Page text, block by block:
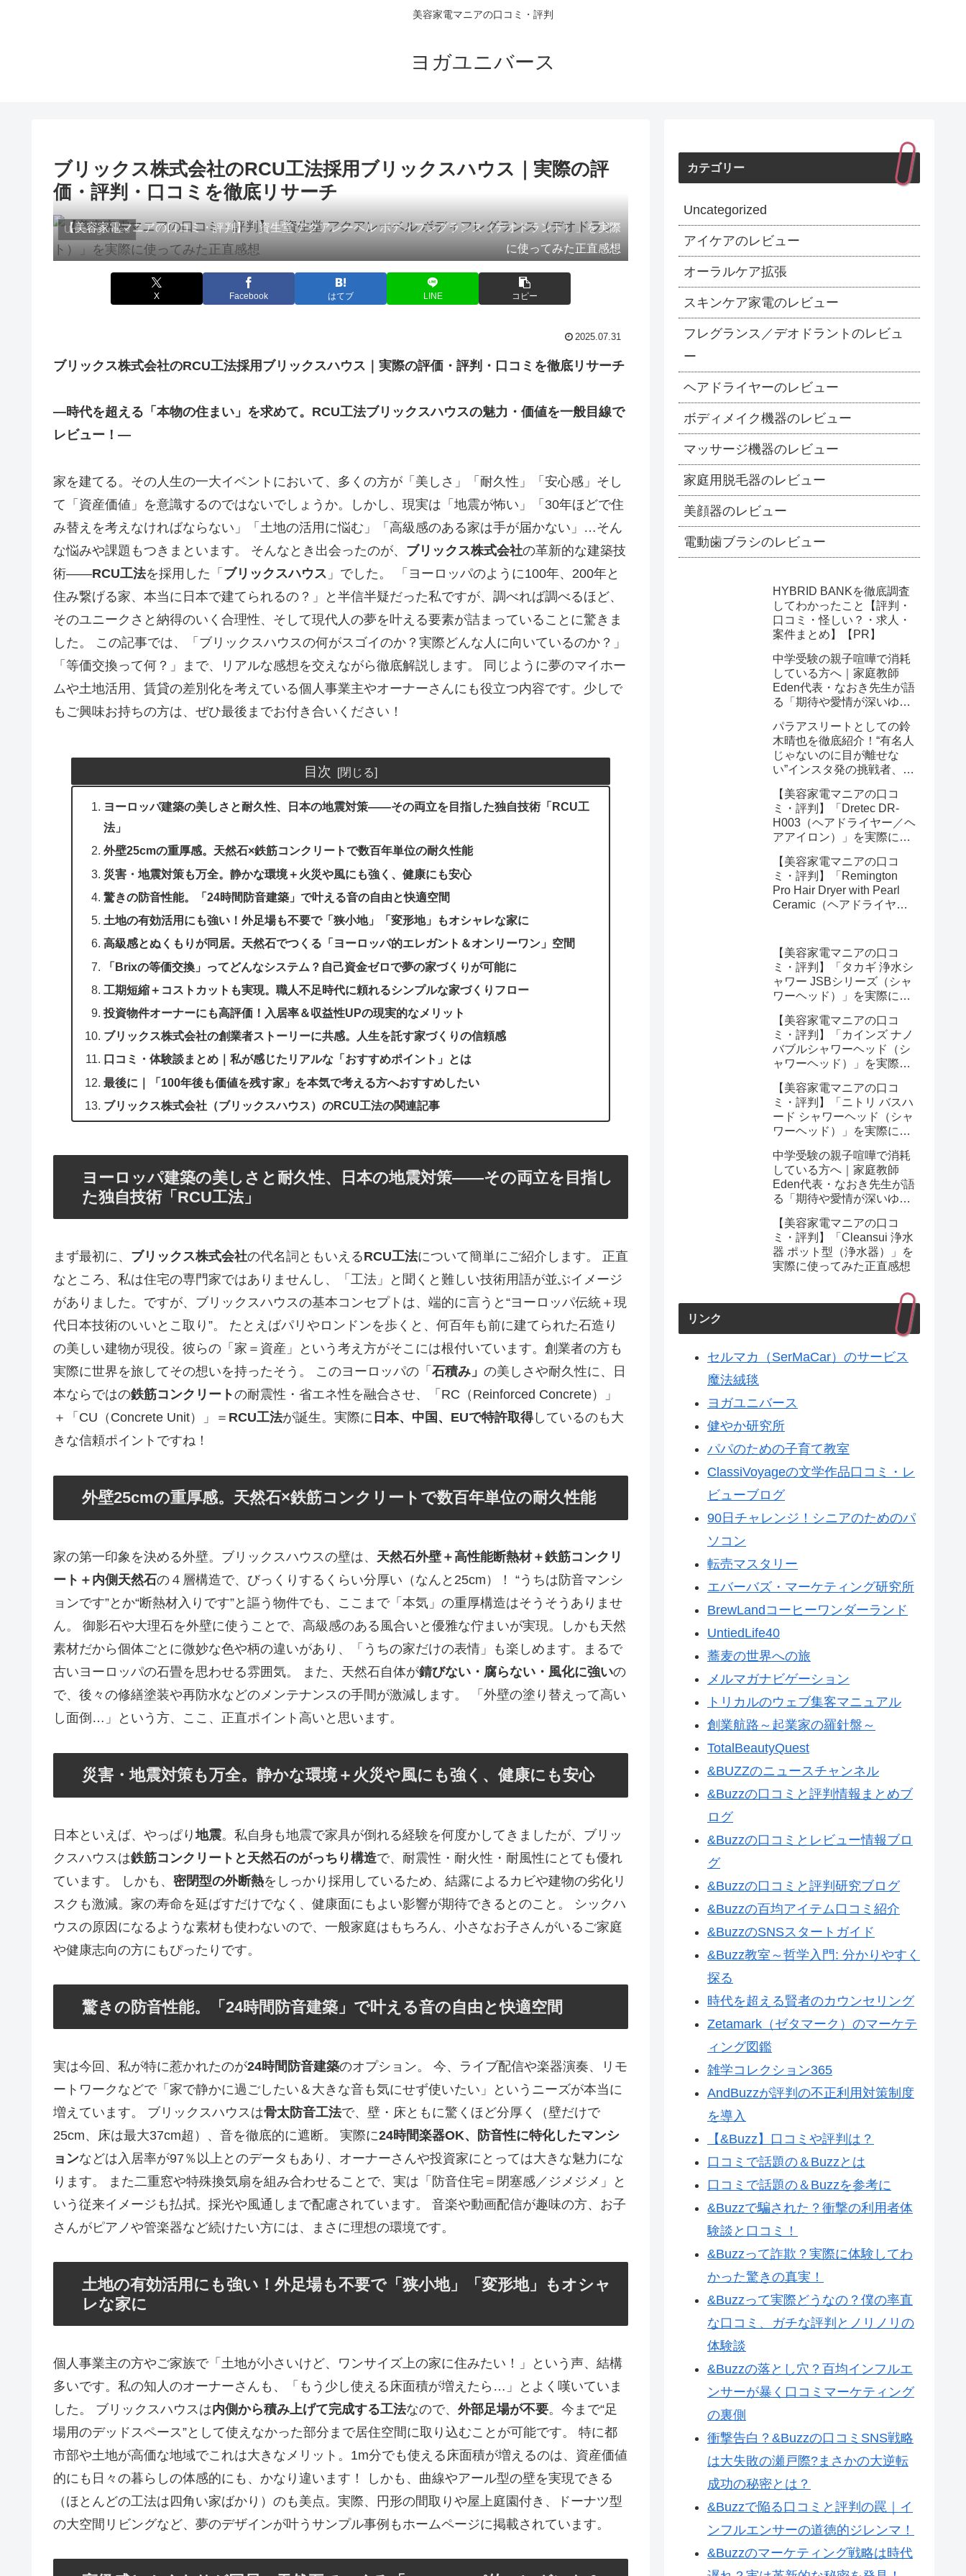
美容家電マニアの口コミ・評判
ヨガユニバース
ブリックス株式会社のRCU工法採用ブリックスハウス｜実際の評
価・評判・口コミを徹底リサーチ
Uncategorized
【美容家電マニアの口コミ・評判】「資生堂 アクアレーベル ボディフレグランス（デオドラント）」を実際
に使ってみた正直感想
X Facebook はてブ LINE コピー
2025.07.31
ブリックス株式会社のRCU工法採用ブリックスハウス｜実際の評価・評判・口コミを徹底リサーチ
―時代を超える「本物の住まい」を求めて。RCU工法ブリックスハウスの魅力・価値を一般目線で
レビュー！―
家を建てる。その人生の一大イベントにおいて、多くの方が「美しさ」「耐久性」「安心感」そし
て「資産価値」を意識するのではないでしょうか。しかし、現実は「地震が怖い」「30年ほどで住
み替えを考えなければならない」「土地の活用に悩む」「高級感のある家は手が届かない」…そん
な悩みや課題もつきまといます。 そんなとき出会ったのが、 ブリックス株式会社の革新的な建築技
術――RCU工法を採用した「 ブリックスハウス 」でした。 「ヨーロッパのように100年、200年と
住み繋げる家、本当に日本で建てられるの？」と半信半疑だった私ですが、調べれば調べるほど、
そのユニークさと納得のいく合理性、そして現代人の夢を叶える要素が詰まっていることに驚きま
した。 この記事では、「ブリックスハウスの何がスゴイのか？実際どんな人に向いているのか？」
「等価交換って何？」まで、リアルな感想を交えながら徹底解説します。 同じように夢のマイホー
ムや土地活用、賃貸の差別化を考えている個人事業主やオーナーさんにも役立つ内容です。少しで
もご興味お持ちの方は、ぜひ最後までお付き合いください！
目次
ヨーロッパ建築の美しさと耐久性、日本の地震対策――その両立を目指した独自技術「RCU工
法」
外壁25cmの重厚感。天然石×鉄筋コンクリートで数百年単位の耐久性能
災害・地震対策も万全。静かな環境＋火災や風にも強く、健康にも安心
驚きの防音性能。「24時間防音建築」で叶える音の自由と快適空間
土地の有効活用にも強い！外足場も不要で「狭小地」「変形地」もオシャレな家に
高級感とぬくもりが同居。天然石でつくる「ヨーロッパ的エレガント＆オンリーワン」空間
「Brixの等価交換」ってどんなシステム？自己資金ゼロで夢の家づくりが可能に
工期短縮＋コストカットも実現。職人不足時代に頼れるシンプルな家づくりフロー
投資物件オーナーにも高評価！入居率＆収益性UPの現実的なメリット
ブリックス株式会社の創業者ストーリーに共感。人生を託す家づくりの信頼感
口コミ・体験談まとめ｜私が感じたリアルな「おすすめポイント」とは
最後に｜「100年後も価値を残す家」を本気で考える方へおすすめしたい
ブリックス株式会社（ブリックスハウス）のRCU工法の関連記事
ヨーロッパ建築の美しさと耐久性、日本の地震対策――その両立を目指し
た独自技術「RCU工法」
まず最初に、 ブリックス株式会社の代名詞ともいえるRCU工法について簡単にご紹介します。 正直
なところ、私は住宅の専門家ではありませんし、「工法」と聞くと難しい技術用語が並ぶイメージ
がありました。ですが、ブリックスハウスの基本コンセプトは、端的に言うと“ヨーロッパ伝統＋現
代日本技術のいいとこ取り”。 たとえばパリやロンドンを歩くと、何百年も前に建てられた石造り
の美しい建物が現役。彼らの「家＝資産」という考え方がそこには根付いています。創業者の方も
実際に世界を旅してその想いを持ったそう。 このヨーロッパの「 石積み」 の美しさや耐久性に、日
本ならではの鉄筋コンクリートの耐震性・省エネ性を融合させ、「RC（Reinforced Concrete）」
＋「CU（Concrete Unit）」＝ RCU工法が誕生。実際に 日本、中国、EUで特許取得しているのも大
きな信頼ポイントですね！
外壁25cmの重厚感。天然石×鉄筋コンクリートで数百年単位の耐久性能
家の第一印象を決める外壁。ブリックスハウスの壁は、 天然石外壁＋高性能断熱材＋鉄筋コンクリ
ート＋内側天然石の４層構造で、びっくりするくらい分厚い（なんと25cm）！ “うちは防音マンシ
ョンです”とか“断熱材入りです”と謳う物件でも、ここまで「本気」の重厚構造はそうそうありませ
ん。 御影石や大理石を外壁に使うことで、高級感のある風合いと優雅な佇まいが実現。しかも天然
素材だから個体ごとに微妙な色や柄の違いがあり、「うちの家だけの表情」も楽しめます。まるで
古いヨーロッパの石畳を思わせる雰囲気。 また、天然石自体が錆びない・腐らない・風化に強いの
で、後々の修繕塗装や再防水などのメンテナンスの手間が激減します。 「外壁の塗り替えって高い
し面倒…」という方、ここ、正直ポイント高いと思います。
災害・地震対策も万全。静かな環境＋火災や風にも強く、健康にも安心
日本といえば、やっぱり地震。私自身も地震で家具が倒れる経験を何度かしてきましたが、ブリッ
クスハウスは鉄筋コンクリートと天然石のがっちり構造で、耐震性・耐火性・耐風性にとても優れ
ています。 しかも、 密閉型の外断熱をしっかり採用しているため、結露によるカビや建物の劣化リ
スクも激減。家の寿命を延ばすだけでなく、健康面にもよい影響が期待できるとのこと。 シックハ
ウスの原因になるような素材も使わないので、一般家庭はもちろん、小さなお子さんがいるご家庭
や健康志向の方にもぴったりです。
驚きの防音性能。「24時間防音建築」で叶える音の自由と快適空間
実は今回、私が特に惹かれたのが24時間防音建築のオプション。 今、ライブ配信や楽器演奏、リモ
ートワークなどで「家で静かに過ごしたい＆大きな音も気にせず使いたい」というニーズが本当に
増えています。 ブリックスハウスは骨太防音工法で、壁・床ともに驚くほど分厚く（壁だけで
25cm、床は最大37cm超）、音を徹底的に遮断。 実際に24時間楽器OK、防音性に特化したマンシ
ョンなどは入居率が97％以上とのデータもあり、オーナーさんや投資家にとっては大きな魅力にな
ります。 また二重窓や特殊換気扇を組み合わせることで、実は「防音住宅＝閉塞感／ジメジメ」と
いう従来イメージも払拭。採光や風通しまで配慮されています。 音楽や動画配信が趣味の方、お子
さんがピアノや管楽器など続けたい方には、まさに理想の環境です。
土地の有効活用にも強い！外足場も不要で「狭小地」「変形地」もオシャ
レな家に
個人事業主の方やご家族で「土地が小さいけど、ワンサイズ上の家に住みたい！」という声、結構
多いです。私の知人のオーナーさんも、「もう少し使える床面積が増えたら…」とよく嘆いていま
した。 ブリックスハウスは内側から積み上げて完成する工法なので、 外部足場が不要。今まで“足
場用のデッドスペース”として使えなかった部分まで居住空間に取り込むことが可能です。 特に都
市部や土地が高価な地域でこれは大きなメリット。1m分でも使える床面積が増えるのは、資産価値
的にも日々の暮らしの体感的にも、かなり違います！ しかも、曲線やアール型の壁を実現できる
（ほとんどの工法は四角い家ばかり）のも美点。実際、円形の間取りや屋上庭園付き、ドーナツ型
の大空間リビングなど、夢のデザインが叶うサンプル事例もホームページに掲載されています。
カテゴリー
Uncategorized
アイケアのレビュー
オーラルケア拡張
スキンケア家電のレビュー
フレグランス／デオドラントのレビュ
ー
ヘアドライヤーのレビュー
ボディメイク機器のレビュー
マッサージ機器のレビュー
家庭用脱毛器のレビュー
美顔器のレビュー
電動歯ブラシのレビュー
HYBRID BANKを徹底調査
してわかったこと【評判・
口コミ・怪しい？・求人・
案件まとめ】【PR】
中学受験の親子喧嘩で消耗
している方へ｜家庭教師
Eden代表・なおき先生が語
る「期待や愛情が深いゆえ
と、間に第三者を入れると
いう選び方
パラアスリートとしての鈴
木晴也を徹底紹介！“有名人
じゃないのに目が離せな
い”インスタ発の挑戦者、そ
を長めに追います
【美容家電マニアの口コ
ミ・評判】「Dretec DR-
H003（ヘアドライヤー／ヘ
アアイロン）」を実際に使
【美容家電マニアの口コ
ミ・評判】「Remington
Pro Hair Dryer with Pearl
Ceramic（ヘアドライヤー
【美容家電マニアの口コ
ミ・評判】「タカギ 浄水シ
ャワー JSBシリーズ（シャ
ワーヘッド）」を実際に使
【美容家電マニアの口コ
ミ・評判】「カインズ ナノ
バブルシャワーヘッド（シ
ャワーヘッド）」を実際に
【美容家電マニアの口コ
ミ・評判】「ニトリ バスハ
ード シャワーヘッド（シャ
ワーヘッド）」を実際に使
中学受験の親子喧嘩で消耗
している方へ｜家庭教師
Eden代表・なおき先生が語
る「期待や愛情が深いゆえ
と、間に第三者を入れると
いう選び方
【美容家電マニアの口コ
ミ・評判】「Cleansui 浄水
器 ポット型（浄水器）」を
実際に使ってみた正直感想
リンク
セルマカ（SerMaCar）のサービス
魔法絨毯
ヨガユニバース
健やか研究所
パパのための子育て教室
ClassiVoyageの文学作品口コミ・レ
ビューブログ
90日チャレンジ！シニアのためのパ
ソコン
転売マスタリー
エバーバズ・マーケティング研究所
BrewLandコーヒーワンダーランド
UntiedLife40
蕎麦の世界への旅
メルマガナビゲーション
トリカルのウェブ集客マニュアル
創業航路～起業家の羅針盤～
TotalBeautyQuest
&BUZZのニュースチャンネル
&Buzzの口コミと評判情報まとめブ
ログ
&Buzzの口コミとレビュー情報ブロ
グ
&Buzzの口コミと評判研究ブログ
&Buzzの百均アイテム口コミ紹介
&BuzzのSNSスタートガイド
&Buzz教室～哲学入門: 分かりやすく
探る
時代を超える賢者のカウンセリング
Zetamark（ゼタマーク）のマーケテ
ィング図鑑
雑学コレクション365
AndBuzzが評判の不正利用対策制度
を導入
【&Buzz】口コミや評判は？
口コミで話題の＆Buzzとは
口コミで話題の＆Buzzを参考に
&Buzzで騙された？衝撃の利用者体
験談と口コミ！
&Buzzって詐欺？実際に体験してわ
かった驚きの真実！
&Buzzって実際どうなの？僕の率直
な口コミ、ガチな評判とノリノリの
体験談
&Buzzの落とし穴？百均インフルエ
ンサーが暴く口コミマーケティング
の裏側
衝撃告白？&Buzzの口コミSNS戦略
は大失敗の瀬戸際?まさかの大逆転
成功の秘密とは？
&Buzzで陥る口コミと評判の罠｜イ
ンフルエンサーの道徳的ジレンマ！
&Buzzのマーケティング戦略は時代